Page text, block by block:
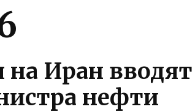
Иран вводят
нефти